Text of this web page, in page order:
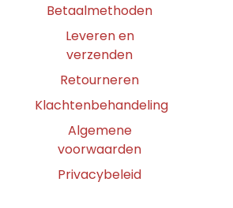
Betaalmethoden
Leveren en
verzenden
Retourneren
Klachtenbehandeling
Algemene
voorwaarden
Privacybeleid